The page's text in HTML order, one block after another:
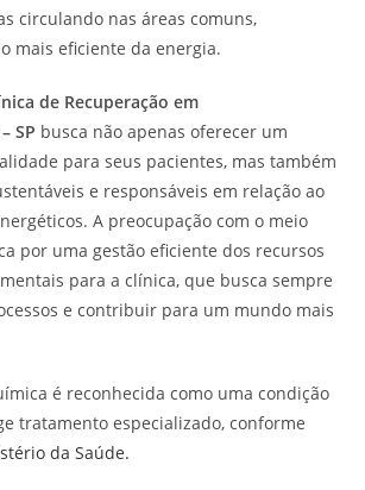
circulando nas áreas comuns,
mais eficiente da energia.
de Recuperação em
SP busca não apenas oferecer um
para seus pacientes, mas também
e responsáveis em relação ao
A preocupação com o meio
por uma gestão eficiente dos recursos
para a clínica, que busca sempre
e contribuir para um mundo mais
é reconhecida como uma condição
tratamento especializado, conforme
da Saúde.